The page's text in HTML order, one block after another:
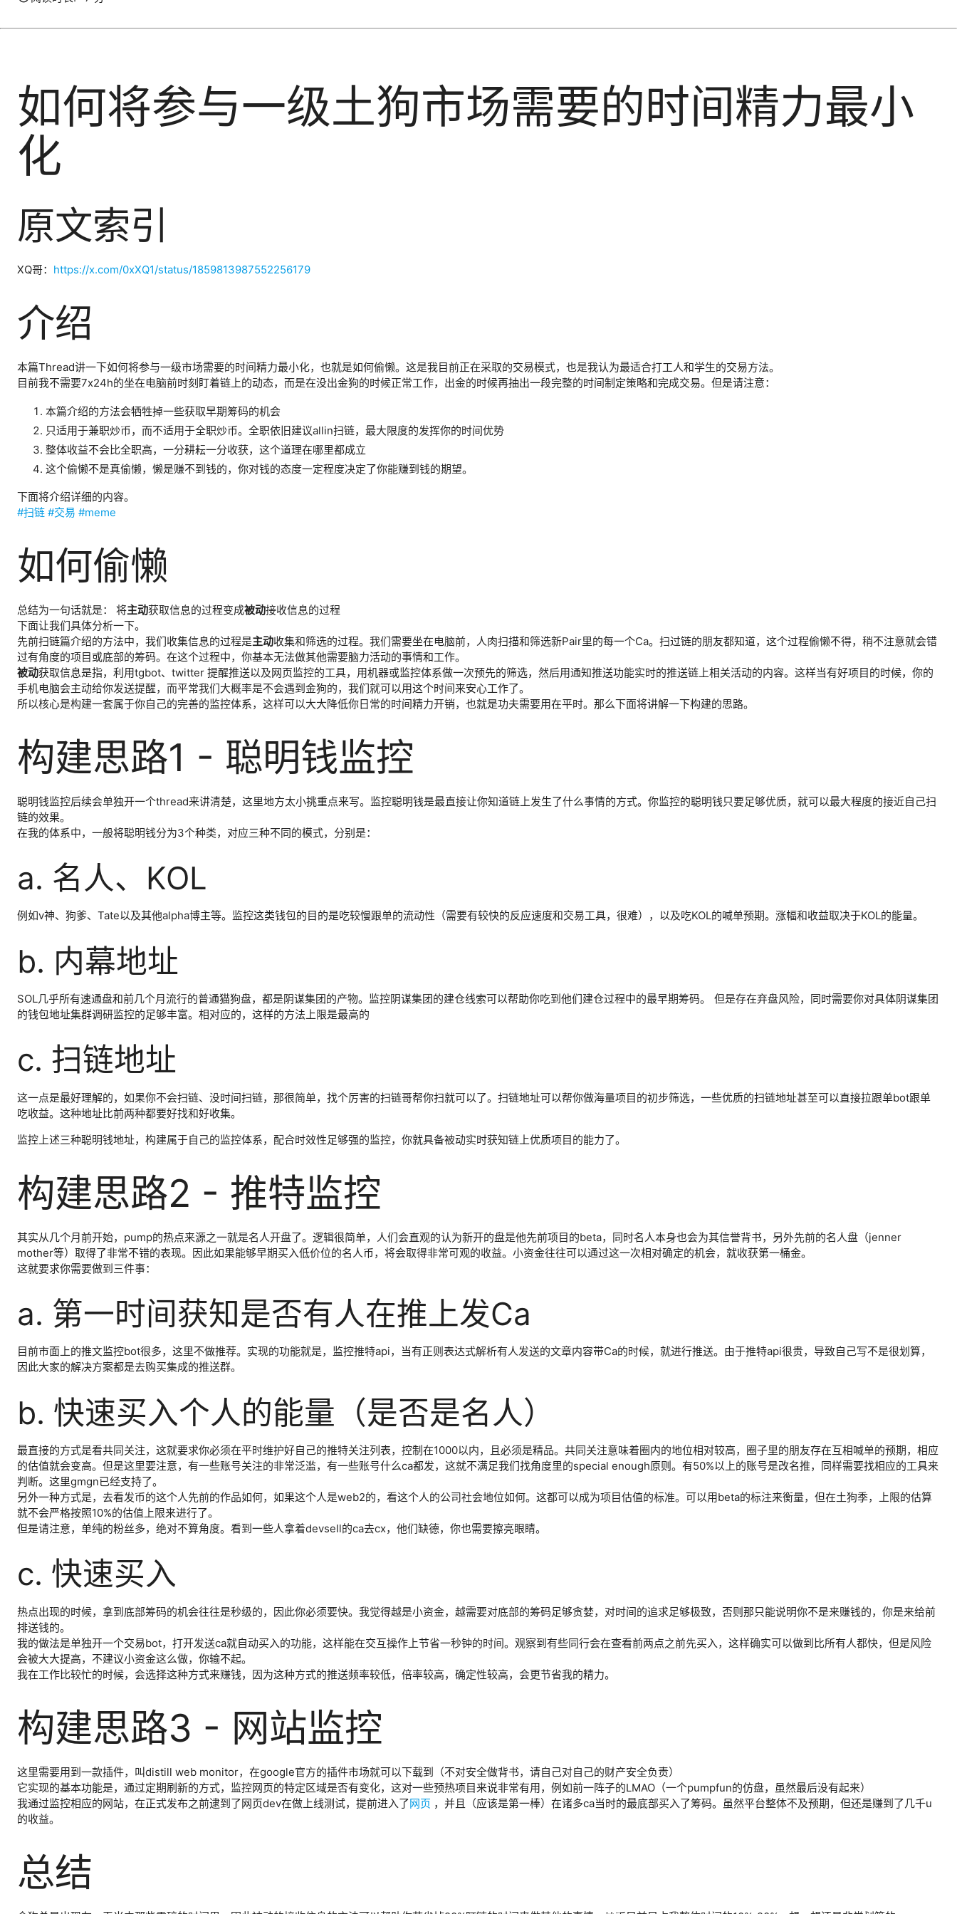
如何将参与一级土狗市场需要的时间精力最小
化
原文索引
XQ哥： https://x.com/0xXQ1/status/1859813987552256179
介绍
本篇Thread讲一下如何将参与一级市场需要的时间精力最小化，也就是如何偷懒。这是我目前正在采取的交易模式，也是我认为最适合打工人和学生的交易方法。
目前我不需要7x24h的坐在电脑前时刻盯着链上的动态，而是在没出金狗的时候正常工作，出金的时候再抽出一段完整的时间制定策略和完成交易。但是请注意：
本篇介绍的方法会牺牲掉一些获取早期筹码的机会
只适用于兼职炒币，而不适用于全职炒币。全职依旧建议allin扫链，最大限度的发挥你的时间优势
整体收益不会比全职高，一分耕耘一分收获，这个道理在哪里都成立
这个偷懒不是真偷懒，懒是赚不到钱的，你对钱的态度一定程度决定了你能赚到钱的期望。
下面将介绍详细的内容。
#扫链 #交易 #meme
如何偷懒
总结为一句话就是： 将主动获取信息的过程变成被动接收信息的过程
下面让我们具体分析一下。
先前扫链篇介绍的方法中，我们收集信息的过程是主动收集和筛选的过程。我们需要坐在电脑前，人肉扫描和筛选新Pair里的每一个Ca。扫过链的朋友都知道，这个过程偷懒不得，稍不注意就会错
过有角度的项目或底部的筹码。在这个过程中，你基本无法做其他需要脑力活动的事情和工作。
被动获取信息是指，利用tgbot、twitter 提醒推送以及网页监控的工具，用机器或监控体系做一次预先的筛选，然后用通知推送功能实时的推送链上相关活动的内容。这样当有好项目的时候，你的
手机电脑会主动给你发送提醒，而平常我们大概率是不会遇到金狗的，我们就可以用这个时间来安心工作了。
所以核心是构建一套属于你自己的完善的监控体系，这样可以大大降低你日常的时间精力开销，也就是功夫需要用在平时。那么下面将讲解一下构建的思路。
构建思路1 - 聪明钱监控
聪明钱监控后续会单独开一个thread来讲清楚，这里地方太小挑重点来写。监控聪明钱是最直接让你知道链上发生了什么事情的方式。你监控的聪明钱只要足够优质，就可以最大程度的接近自己扫
链的效果。
在我的体系中，一般将聪明钱分为3个种类，对应三种不同的模式，分别是：
a. 名人、KOL
例如v神、狗爹、Tate以及其他alpha博主等。监控这类钱包的目的是吃较慢跟单的流动性（需要有较快的反应速度和交易工具，很难），以及吃KOL的喊单预期。涨幅和收益取决于KOL的能量。
b. 内幕地址
SOL几乎所有速通盘和前几个月流行的普通猫狗盘，都是阴谋集团的产物。监控阴谋集团的建仓线索可以帮助你吃到他们建仓过程中的最早期筹码。 但是存在弃盘风险，同时需要你对具体阴谋集团
的钱包地址集群调研监控的足够丰富。相对应的，这样的方法上限是最高的
c. 扫链地址
这一点是最好理解的，如果你不会扫链、没时间扫链，那很简单，找个厉害的扫链哥帮你扫就可以了。扫链地址可以帮你做海量项目的初步筛选，一些优质的扫链地址甚至可以直接拉跟单bot跟单
吃收益。这种地址比前两种都要好找和好收集。
监控上述三种聪明钱地址，构建属于自己的监控体系，配合时效性足够强的监控，你就具备被动实时获知链上优质项目的能力了。
构建思路2 - 推特监控
其实从几个月前开始，pump的热点来源之一就是名人开盘了。逻辑很简单，人们会直观的认为新开的盘是他先前项目的beta，同时名人本身也会为其信誉背书，另外先前的名人盘（jenner
mother等）取得了非常不错的表现。因此如果能够早期买入低价位的名人币，将会取得非常可观的收益。小资金往往可以通过这一次相对确定的机会，就收获第一桶金。
这就要求你需要做到三件事：
a. 第一时间获知是否有人在推上发Ca
目前市面上的推文监控bot很多，这里不做推荐。实现的功能就是，监控推特api，当有正则表达式解析有人发送的文章内容带Ca的时候，就进行推送。由于推特api很贵，导致自己写不是很划算，
因此大家的解决方案都是去购买集成的推送群。
b. 快速买入个人的能量（是否是名人）
最直接的方式是看共同关注，这就要求你必须在平时维护好自己的推特关注列表，控制在1000以内，且必须是精品。共同关注意味着圈内的地位相对较高，圈子里的朋友存在互相喊单的预期，相应
的估值就会变高。但是这里要注意，有一些账号关注的非常泛滥，有一些账号什么ca都发，这就不满足我们找角度里的special enough原则。有50%以上的账号是改名推，同样需要找相应的工具来
判断。这里gmgn已经支持了。
另外一种方式是，去看发币的这个人先前的作品如何，如果这个人是web2的，看这个人的公司社会地位如何。这都可以成为项目估值的标准。可以用beta的标注来衡量，但在土狗季，上限的估算
就不会严格按照10%的估值上限来进行了。
但是请注意，单纯的粉丝多，绝对不算角度。看到一些人拿着devsell的ca去cx，他们缺德，你也需要擦亮眼睛。
c. 快速买入
热点出现的时候，拿到底部筹码的机会往往是秒级的，因此你必须要快。我觉得越是小资金，越需要对底部的筹码足够贪婪，对时间的追求足够极致，否则那只能说明你不是来赚钱的，你是来给前
排送钱的。
我的做法是单独开一个交易bot，打开发送ca就自动买入的功能，这样能在交互操作上节省一秒钟的时间。观察到有些同行会在查看前两点之前先买入，这样确实可以做到比所有人都快，但是风险
会被大大提高，不建议小资金这么做，你输不起。
我在工作比较忙的时候，会选择这种方式来赚钱，因为这种方式的推送频率较低，倍率较高，确定性较高，会更节省我的精力。
构建思路3 - 网站监控
这里需要用到一款插件，叫distill web monitor，在google官方的插件市场就可以下载到（不对安全做背书，请自己对自己的财产安全负责）
它实现的基本功能是，通过定期刷新的方式，监控网页的特定区域是否有变化，这对一些预热项目来说非常有用，例如前一阵子的LMAO（一个pumpfun的仿盘，虽然最后没有起来）
我通过监控相应的网站，在正式发布之前逮到了网页dev在做上线测试，提前进入了网页 ，并且（应该是第一棒）在诸多ca当时的最底部买入了筹码。虽然平台整体不及预期，但还是赚到了几千u
的收益。
总结